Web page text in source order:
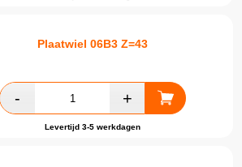
Plaatwiel 06B3 Z=43
Levertijd 3-5 werkdagen